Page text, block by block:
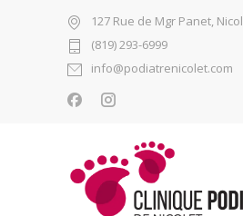
127 Rue de Mgr Panet,
(819) 293-6999
info@podiatrenicolet.com